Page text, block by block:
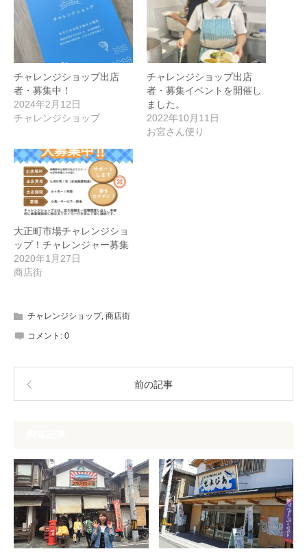
チャレンジショップ出店
者・募集中！
2024年2月12日
チャレンジショップ
チャレンジショップ出店
者・募集イベントを開催し
ました。
2022年10月11日
お宮さん便り
大正町市場チャレンジショ
ップ！チャレンジャー募集
2020年1月27日
商店街
チャレンジショップ, 商店街
コメント: 0
前の記事